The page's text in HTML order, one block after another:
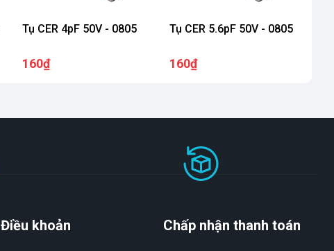
Tụ CER 4pF 50V - 0805
160₫
Tụ CER 5.6pF 50V - 0805
160₫
Điều khoản Chấp nhận thanh toán